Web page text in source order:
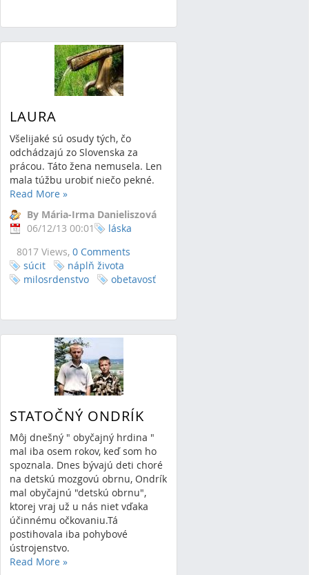
LAURA
Všelijaké sú osudy tých, čo
odchádzajú zo Slovenska za
prácou. Táto žena nemusela. Len
mala túžbu urobiť niečo pekné.
Read More »
By Mária-Irma Danieliszová
06/12/13 00:01
8017 Views, 0 Comments
láska
súcit
náplň života
milosrdenstvo
obetavosť
STATOČNÝ ONDRÍK
Môj dnešný " obyčajný hrdina "
mal iba osem rokov, keď som ho
spoznala. Dnes bývajú deti choré
na detskú mozgovú obrnu, Ondrík
mal obyčajnú "detskú obrnu",
ktorej vraj už u nás niet vďaka
účinnému očkovaniu.Tá
postihovala iba pohybové
ústrojenstvo.
Read More »